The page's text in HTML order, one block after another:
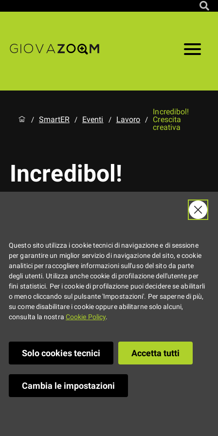
/ SmartER / Eventi / Lavoro /
Incredibol!
Crescita
creativa
Incredibol!
Crescita creativa
Questo sito utilizza i cookie tecnici di navigazione e di sessione
per garantire un miglior servizio di navigazione del sito, e cookie
analitici per raccogliere informazioni sull'uso del sito da parte
degli utenti. Utilizza anche cookie di profilazione dell'utente per
fini statistici. Per i cookie di profilazione puoi decidere se abilitarli
o meno cliccando sul pulsante 'Impostazioni'. Per saperne di più,
su come disabilitare i cookie oppure abilitarne solo alcuni,
consulta la nostra Cookie Policy.
Solo cookies tecnici Accetta tutti
Cambia le impostazioni